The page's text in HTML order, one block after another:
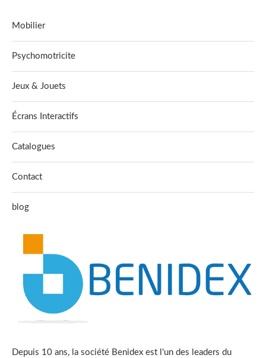
Mobilier
Psychomotricite
Jeux & Jouets
Écrans Interactifs
Catalogues
Contact
blog
Depuis 10 ans, la société Benidex est l'un des leaders du